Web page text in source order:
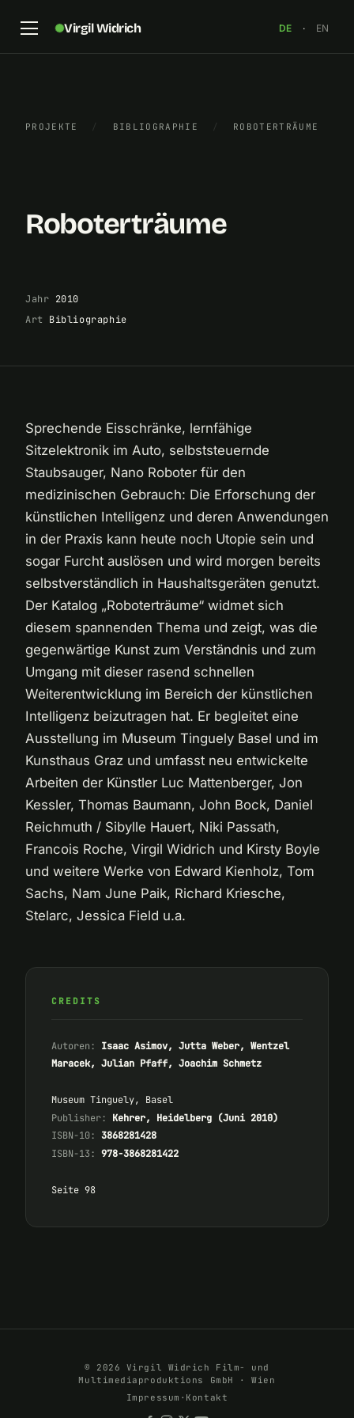
Virgil Widrich DE · EN
PROJEKTE / BIBLIOGRAPHIE / ROBOTERTRÄUME
Katalog der Ausstellung „Roboterträume“ im
Roboterträume
Jahr 2010
Art
Bibliographie
Sprechende Eisschränke, lernfähige
Sitzelektronik im Auto, selbststeuernde
Staubsauger, Nano Roboter für den
medizinischen Gebrauch: Die Erforschung der
künstlichen Intelligenz und deren Anwendungen
in der Praxis kann heute noch Utopie sein und
sogar Furcht auslösen und wird morgen bereits
selbstverständlich in Haushaltsgeräten genutzt.
Der Katalog „Roboterträume“ widmet sich
diesem spannenden Thema und zeigt, was die
gegenwärtige Kunst zum Verständnis und zum
Umgang mit dieser rasend schnellen
Weiterentwicklung im Bereich der künstlichen
Intelligenz beizutragen hat. Er begleitet eine
Ausstellung im Museum Tinguely Basel und im
Kunsthaus Graz und umfasst neu entwickelte
Arbeiten der Künstler Luc Mattenberger, Jon
Kessler, Thomas Baumann, John Bock, Daniel
Reichmuth / Sibylle Hauert, Niki Passath,
Francois Roche, Virgil Widrich und Kirsty Boyle
und weitere Werke von Edward Kienholz, Tom
Sachs, Nam June Paik, Richard Kriesche,
Stelarc, Jessica Field u.a.
CREDITS
Autoren:
Isaac Asimov, Jutta Weber, Wentzel
Maracek, Julian Pfaff, Joachim Schmetz
Museum Tinguely, Basel
Publisher:
Kehrer, Heidelberg (Juni 2010)
ISBN-10: 3868281428
ISBN-13: 978-3868281422
Seite 98
© 2026 Virgil Widrich Film- und
Multimediaproduktions GmbH · Wien
Impressum · Kontakt